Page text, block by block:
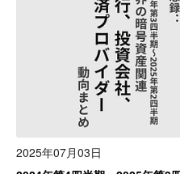
2025年07月03日